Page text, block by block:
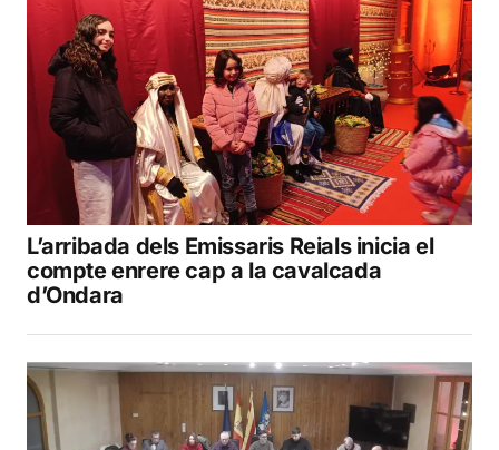
L’arribada dels Emissaris Reials inicia el
compte enrere cap a la cavalcada
d’Ondara